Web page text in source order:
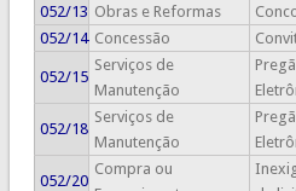
052/13 Obras e Reformas
052/14 Concessão
052/15
Serviços de
Manutenção
052/18
Serviços de
Manutenção
052/20
Compra ou